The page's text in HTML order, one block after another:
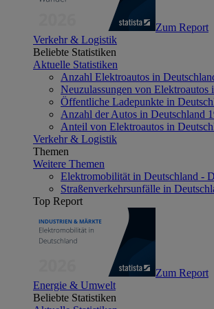
Zum Report
Verkehr & Logistik
Beliebte Statistiken
Aktuelle Statistiken
Anzahl Elektroautos in
Neuzulassungen von
Öffentliche Ladepunkte in
Anzahl der Autos in Deutschland
Anteil von Elektroautos in
Verkehr & Logistik
Themen
Weitere Themen
Elektromobilität in Deutschland -
Straßenverkehrsunfälle in
Top Report
Zum Report
Energie & Umwelt
Beliebte Statistiken